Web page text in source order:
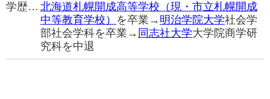
学歴… 北海道札幌開成高等学校（現・市立札幌開成
中等教育学校） を卒業→ 明治学院大学社会学
部社会学科を卒業→ 同志社大学大学院商学研
究科を中退